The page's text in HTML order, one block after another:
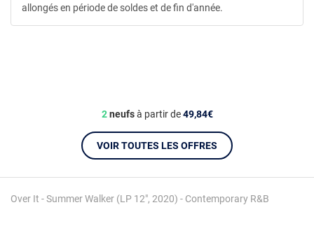
Over It - Summer Walker (LP 12", 2020) - Contemporary R&B
2neufsà partir de49,84€
VOIR TOUTES LES OFFRES
allongés en période de soldes et de fin d'année.